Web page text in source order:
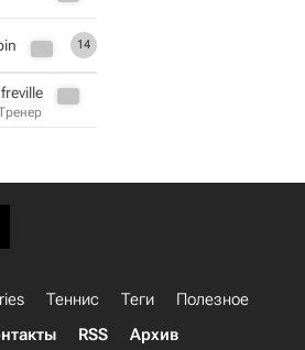
14
Теннис Теги
Полезное
RSS Архив